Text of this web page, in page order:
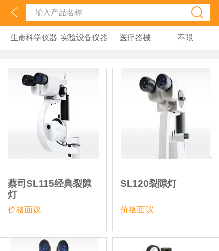
生命科学仪器 实验设备仪器 医疗器械 不限
蔡司SL115经典裂隙
灯
价格面议
SL120裂隙灯
价格面议